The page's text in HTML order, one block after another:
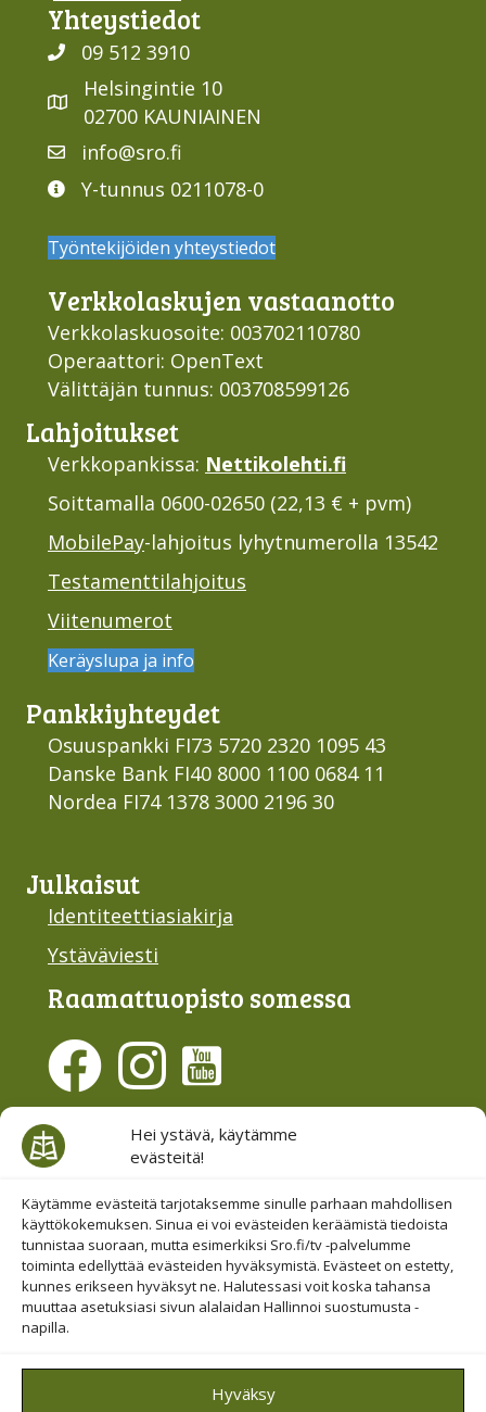
Hei ystävä, käytämme
evästeitä!
Käytämme evästeitä tarjotaksemme sinulle parhaan mahdollisen
käyttökokemuksen. Sinua ei voi evästeiden keräämistä tiedoista
tunnistaa suoraan, mutta esimerkiksi Sro.fi/tv -palvelumme
toiminta edellyttää evästeiden hyväksymistä. Evästeet on estetty,
kunnes erikseen hyväksyt ne. Halutessasi voit koska tahansa
muuttaa asetuksiasi sivun alalaidan Hallinnoi suostumusta -
napilla.
Hyväksy
Yhteys­tiedot
09 512 3910
Helsingintie 10
02700 KAUNIAINEN
info@sro.fi
Y-tunnus 0211078-0
Työntekijöiden yhteystiedot
Verkko­laskujen vastaan­otto
Verkkolaskuosoite: 003702110780
Operaattori: OpenText
Välittäjän tunnus: 003708599126
Lahjoi­tukset
Verkkopankissa: Nettikolehti.fi
Soittamalla 0600-02650 (22,13 € + pvm)
MobilePay-lahjoitus lyhytnumerolla 13542
Testamenttilahjoitus
Viitenumerot
Keräyslupa ja info
Pankki­yhteydet
Osuuspankki FI73 5720 2320 1095 43
Danske Bank FI40 8000 1100 0684 11
Nordea FI74 1378 3000 2196 30
Julkaisut
Identiteettiasiakirja
Ystäväviesti
Raamattu­opisto somessa
Evästesuostumus
Hallinnoi evästeitä
Etsi sivuiltamme
© 2019-2026 Suomen Raamattuopiston Säätiö